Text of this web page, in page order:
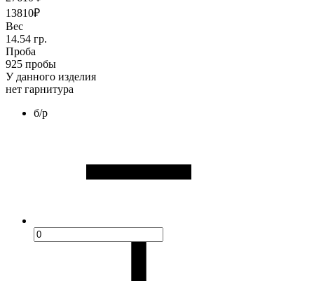
13810₽
Вес
14.54 гр.
Проба
925 пробы
У данного изделия
нет гарнитура
б/р